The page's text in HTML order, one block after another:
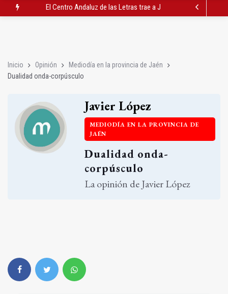
El Centro Andaluz de las Letras trae a Jaén al filósofo Omar
Inicio Opinión
Mediodía en la provincia de Jaén
Dualidad onda-corpúsculo
Javier López
MEDIODÍA EN LA PROVINCIA DE
JAÉN
Dualidad onda-
corpúsculo
La opinión de Javier López